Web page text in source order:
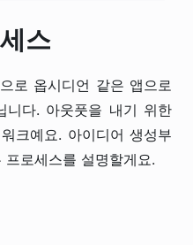
스
로 옵시디언 같은 앱으로
니다. 아웃풋을 내기 위한
크예요. 아이디어 생성부
로세스를 설명할게요.